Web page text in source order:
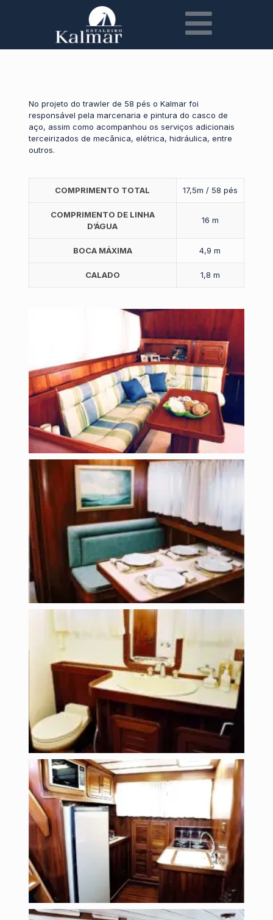
No projeto do trawler de 58 pés o Kalmar foi
responsável pela marcenaria e pintura do casco de
aço, assim como acompanhou os serviços adicionais
terceirizados de mecânica, elétrica, hidráulica, entre
outros.
COMPRIMENTO TOTAL 17,5m / 58 pés
COMPRIMENTO DE LINHA
D’ÁGUA
16 m
BOCA MÁXIMA 4,9 m
CALADO 1,8 m